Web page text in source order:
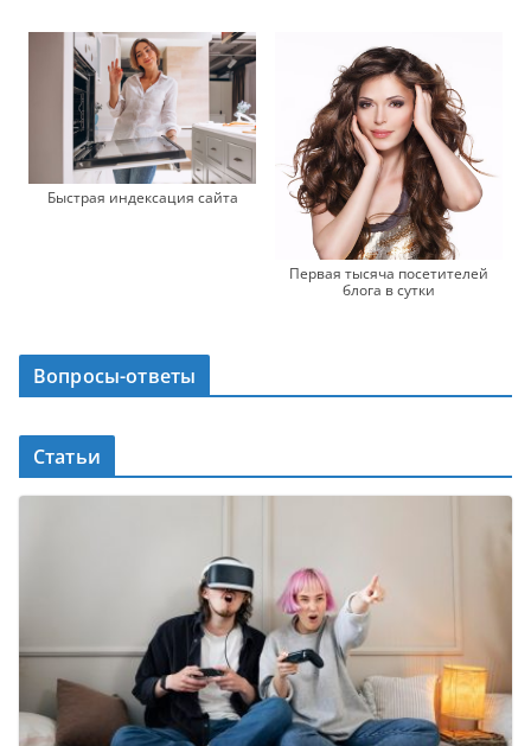
Быстрая индексация сайта
Первая тысяча посетителей
блога в сутки
Вопросы-ответы
Статьи